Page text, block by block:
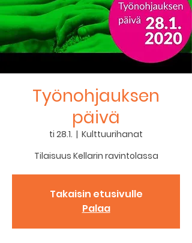
Työnohjauksen
päivä
ti 28.1.
  |
Kulttuurihanat
Tilaisuus Kellarin ravintolassa
Takaisin etusivulle
Palaa